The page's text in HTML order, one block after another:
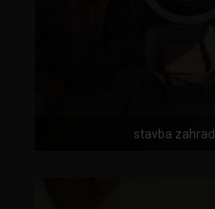
stavba